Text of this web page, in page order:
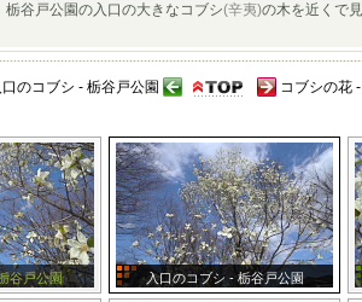
栃谷戸公園の入口の大きなコブシ(辛夷)の木を近くで
のコブシ - 栃谷戸公園 コブシの花
谷戸公園 入口のコブシ - 栃谷戸公園